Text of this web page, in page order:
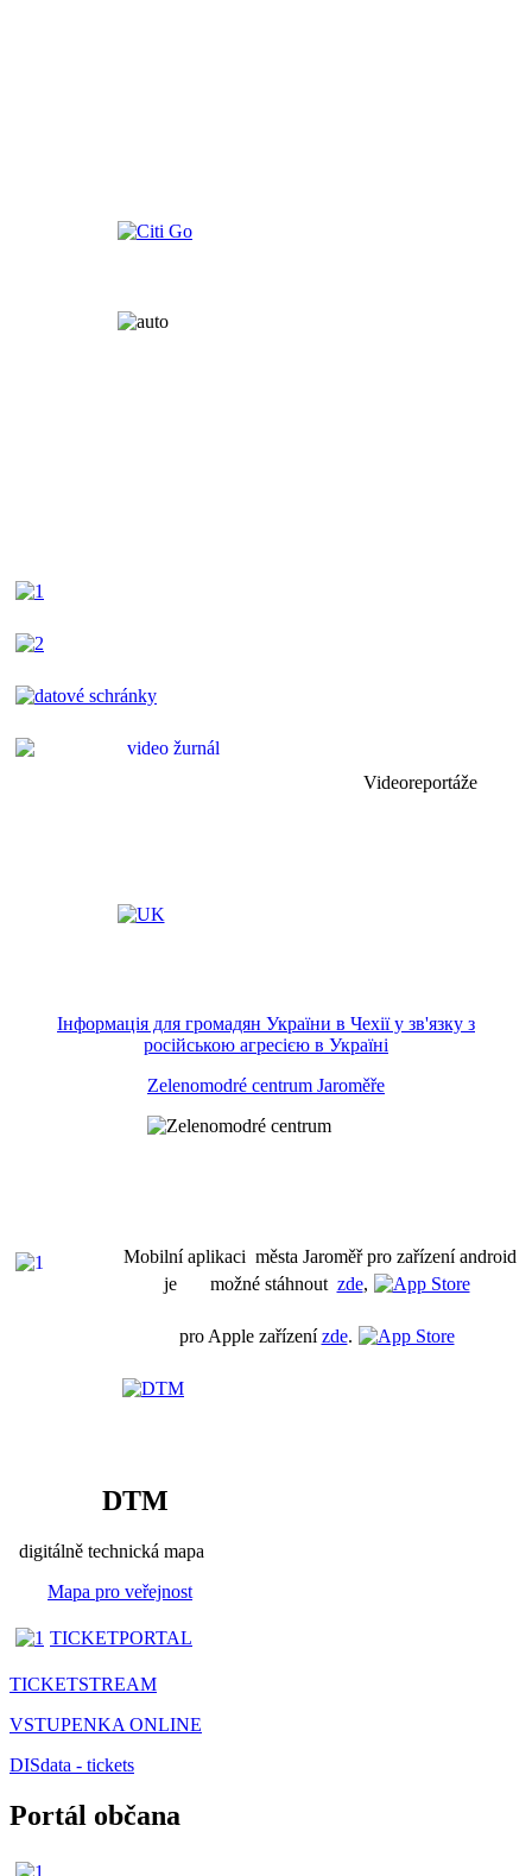
Videoreportáže
Інформація для громадян України в Чехії у зв'язку з
російською агресією в Україні
Zelenomodré centrum Jaroměře
Mobilní aplikaci města Jaroměř pro zařízení android
je možné stáhnout zde,
pro Apple zařízenízde.
DTM
digitálně technická mapa
Mapa pro veřejnost
TICKETPORTAL
TICKETSTREAM
VSTUPENKA ONLINE
DISdata - tickets
Portál občana